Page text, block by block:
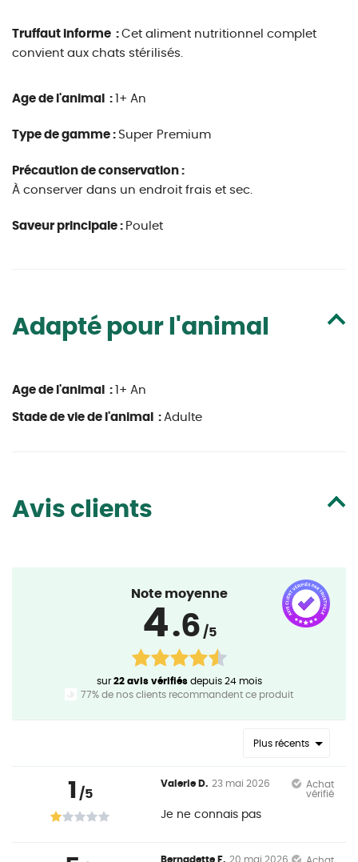
Truffaut informe : Cet aliment nutritionnel complet
convient aux chats stérilisés.
Age de l'animal : 1+ An
Type de gamme : Super Premium
Précaution de conservation :
À conserver dans un endroit frais et sec.
Saveur principale : Poulet
Adapté pour l'animal
Age de l'animal : 1+ An
Stade de vie de l'animal : Adulte
Avis clients
Note moyenne
4.6 /5
sur22 avis vérifiés depuis 24 mois
77% de nos clients recommandent ce produit
Plus récents
1 /5
Valerie D. 23 mai 2026
Achat
vérifié
Je ne connais pas
Bernadette F. 20 mai 2026